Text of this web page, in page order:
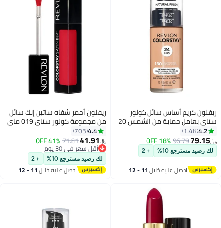
10
ريفلون كريم أساس سائل كولور
ستاي بعامل حماية من الشمس 20
180 بيج رملي4.2
1.4K
﷼‏79.15
96.79
18% OFF
لك رصيد مسترجع 10% + 2
احصل عليه خلال 11 - 12
13
ريفلون أحمر شفاه ساتين إنك سائل
من مجموعة كولور ستاي 019 ماي
أون بوس
4.4
703
﷼‏41.91
71.81
41% OFF
أقل سعر في 30 يوم
أقل سعر في 30 يوم
لك رصيد مسترجع 10% + 2
احصل عليه خلال 11 - 12